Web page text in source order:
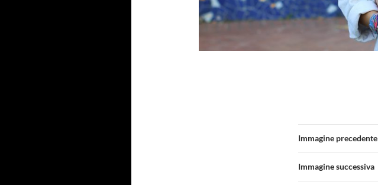
Immagine precedente
Immagine successiva